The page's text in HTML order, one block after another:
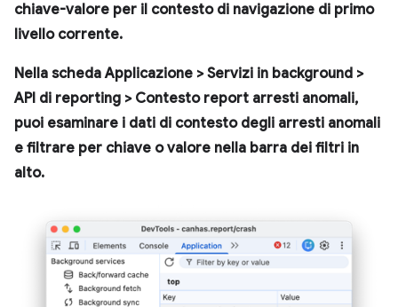
chiave-valore per il contesto di navigazione di primo
livello corrente.
Nella schedaApplicazione >Servizi in background >
API di reporting > Contesto report arresti anomali,
puoi esaminare i dati di contesto degli arresti anomali
e filtrare per chiave o valore nella barra dei filtri in
alto.